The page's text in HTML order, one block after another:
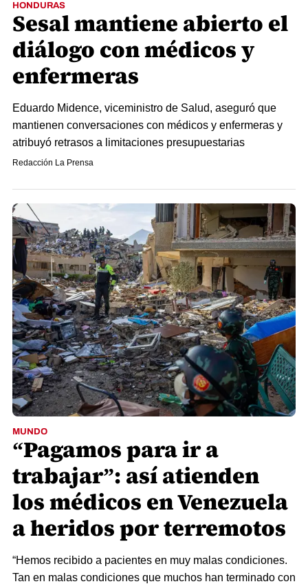
HONDURAS
Sesal mantiene abierto el
diálogo con médicos y
enfermeras
Eduardo Midence, viceministro de Salud, aseguró que
mantienen conversaciones con médicos y enfermeras y
atribuyó retrasos a limitaciones presupuestarias
Redacción La Prensa
MUNDO
“Pagamos para ir a
trabajar”: así atienden
los médicos en Venezuela
a heridos por terremotos
“Hemos recibido a pacientes en muy malas condiciones.
Tan en malas condiciones que muchos han terminado con